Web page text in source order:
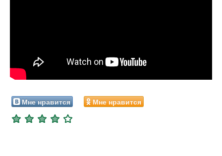
Мне нравится Мне нравится